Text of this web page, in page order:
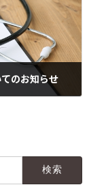
のお知らせ